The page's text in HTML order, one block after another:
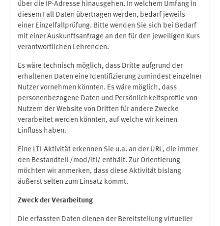
über die IP-Adresse hinausgehen. In welchem Umfang in
diesem Fall Daten übertragen werden, bedarf jeweils
einer Einzelfallprüfung. Bitte wenden Sie sich bei Bedarf
mit einer Auskunftsanfrage an den für den jeweiligen Kurs
verantwortlichen Lehrenden.
Es wäre technisch möglich, dass Dritte aufgrund der
erhaltenen Daten eine Identifizierung zumindest einzelner
Nutzer vornehmen könnten. Es wäre möglich, dass
personenbezogene Daten und Persönlichkeitsprofile von
Nutzern der Website von Dritten für andere Zwecke
verarbeitet werden könnten, auf welche wir keinen
Einfluss haben.
Eine LTI-Aktivität erkennen Sie u.a. an der URL, die immer
den Bestandteil /mod/lti/ enthält. Zur Orientierung
möchten wir anmerken, dass diese Aktivität bislang
äußerst selten zum Einsatz kommt.
Zweck der Verarbeitung
Die erfassten Daten dienen der Bereitstellung virtueller